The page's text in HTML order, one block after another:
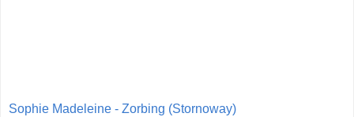
Sophie Madeleine - Zorbing (Stornoway)